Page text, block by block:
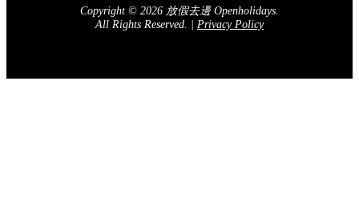
Copyright © 2026 放假去邊 Openholidays.
All Rights Reserved. | Privacy Policy